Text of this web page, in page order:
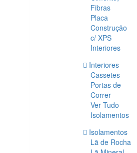
Fibras
Placa
Construção
c/ XPS
Interiores
Interiores
Cassetes
Portas de
Correr
Ver Tudo
Isolamentos
Isolamentos
Lã de Rocha